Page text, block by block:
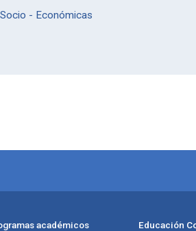
- Económicas
académicos
Educación